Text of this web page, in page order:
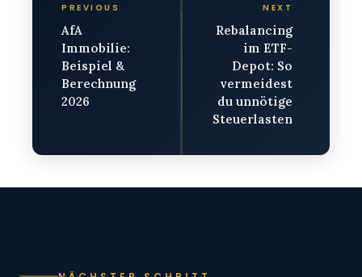
PREVIOUS
AfA
Immobilie:
Beispiel &
Berechnung
2026
NEXT
Rebalancing
im ETF-
Depot: So
vermeidest
du unnötige
Steuerlasten